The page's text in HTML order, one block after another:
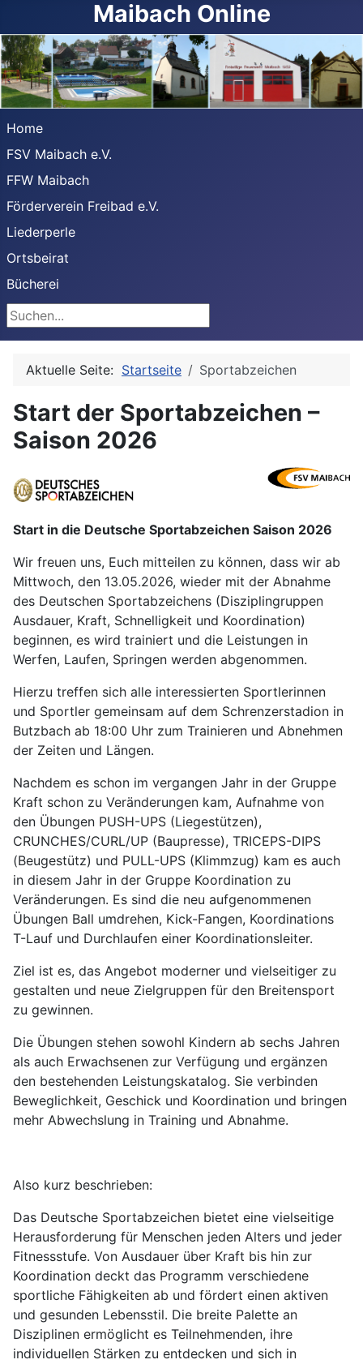
Maibach Online
Home
FSV Maibach e.V.
FFW Maibach
Förderverein Freibad e.V.
Liederperle
Ortsbeirat
Bücherei
Suchen
Aktuelle Seite: Startseite Sportabzeichen
Start der Sportabzeichen –
Saison 2026
Start in die Deutsche Sportabzeichen Saison 2026
Wir freuen uns, Euch mitteilen zu können, dass wir ab
Mittwoch, den 13.05.2026, wieder mit der Abnahme
des Deutschen Sportabzeichens (Disziplingruppen
Ausdauer, Kraft, Schnelligkeit und Koordination)
beginnen, es wird trainiert und die Leistungen in
Werfen, Laufen, Springen werden abgenommen.
Hierzu treffen sich alle interessierten Sportlerinnen
und Sportler gemeinsam auf dem Schrenzerstadion in
Butzbach ab 18:00 Uhr zum Trainieren und Abnehmen
der Zeiten und Längen.
Nachdem es schon im vergangen Jahr in der Gruppe
Kraft schon zu Veränderungen kam, Aufnahme von
den Übungen PUSH-UPS (Liegestützen),
CRUNCHES/CURL/UP (Baupresse), TRICEPS-DIPS
(Beugestütz) und PULL-UPS (Klimmzug) kam es auch
in diesem Jahr in der Gruppe Koordination zu
Veränderungen. Es sind die neu aufgenommenen
Übungen Ball umdrehen, Kick-Fangen, Koordinations
T-Lauf und Durchlaufen einer Koordinationsleiter.
Ziel ist es, das Angebot moderner und vielseitiger zu
gestalten und neue Zielgruppen für den Breitensport
zu gewinnen.
Die Übungen stehen sowohl Kindern ab sechs Jahren
als auch Erwachsenen zur Verfügung und ergänzen
den bestehenden Leistungskatalog. Sie verbinden
Beweglichkeit, Geschick und Koordination und bringen
mehr Abwechslung in Training und Abnahme.
Also kurz beschrieben:
Das Deutsche Sportabzeichen bietet eine vielseitige
Herausforderung für Menschen jeden Alters und jeder
Fitnessstufe. Von Ausdauer über Kraft bis hin zur
Koordination deckt das Programm verschiedene
sportliche Fähigkeiten ab und fördert einen aktiven
und gesunden Lebensstil. Die breite Palette an
Disziplinen ermöglicht es Teilnehmenden, ihre
individuellen Stärken zu entdecken und sich in